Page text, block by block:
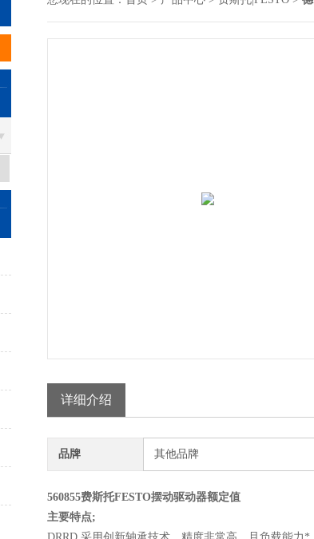
详细介绍
品牌 其他品牌
560855费斯托FESTO摆动驱动器额定值
主要特点;